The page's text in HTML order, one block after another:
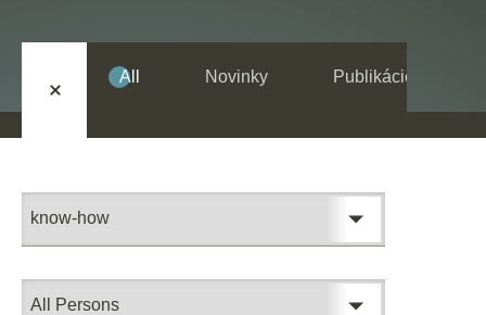
All Novinky Publikácie